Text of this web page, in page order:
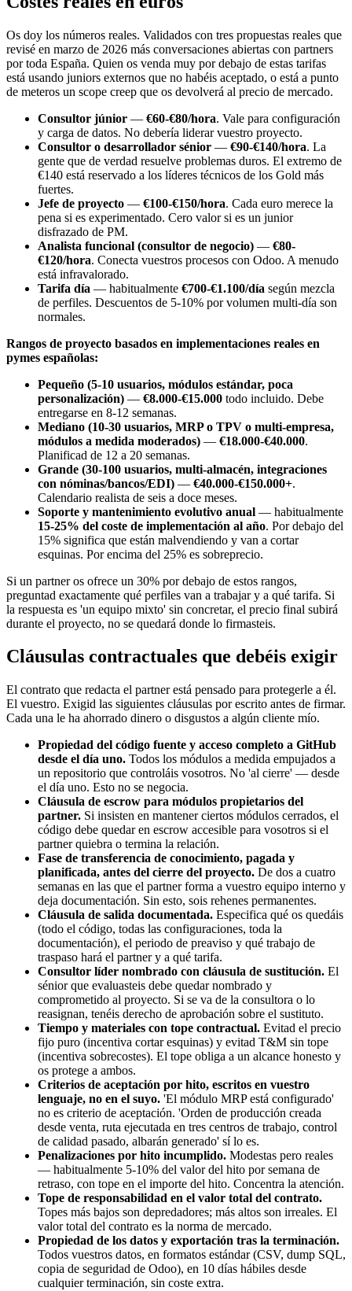
Os doy los números reales. Validados con tres propuestas reales que
revisé en marzo de 2026 más conversaciones abiertas con partners
por toda España. Quien os venda muy por debajo de estas tarifas
está usando juniors externos que no habéis aceptado, o está a punto
de meteros un scope creep que os devolverá al precio de mercado.
Consultor júnior — €60-€80/hora. Vale para configuración
y carga de datos. No debería liderar vuestro proyecto.
Consultor o desarrollador sénior — €90-€140/hora. La
gente que de verdad resuelve problemas duros. El extremo de
€140 está reservado a los líderes técnicos de los Gold más
fuertes.
Jefe de proyecto — €100-€150/hora. Cada euro merece la
pena si es experimentado. Cero valor si es un junior
disfrazado de PM.
Analista funcional (consultor de negocio) — €80-
€120/hora. Conecta vuestros procesos con Odoo. A menudo
está infravalorado.
Tarifa día — habitualmente €700-€1.100/día según mezcla
de perfiles. Descuentos de 5-10% por volumen multi-día son
normales.
Rangos de proyecto basados en implementaciones reales en
pymes españolas:
Pequeño (5-10 usuarios, módulos estándar, poca
personalización) — €8.000-€15.000 todo incluido. Debe
entregarse en 8-12 semanas.
Mediano (10-30 usuarios, MRP o TPV o multi-empresa,
módulos a medida moderados) — €18.000-€40.000.
Planificad de 12 a 20 semanas.
Grande (30-100 usuarios, multi-almacén, integraciones
con nóminas/bancos/EDI) — €40.000-€150.000+.
Calendario realista de seis a doce meses.
Soporte y mantenimiento evolutivo anual — habitualmente
15-25% del coste de implementación al año. Por debajo del
15% significa que están malvendiendo y van a cortar
esquinas. Por encima del 25% es sobreprecio.
Si un partner os ofrece un 30% por debajo de estos rangos,
preguntad exactamente qué perfiles van a trabajar y a qué tarifa. Si
la respuesta es 'un equipo mixto' sin concretar, el precio final subirá
durante el proyecto, no se quedará donde lo firmasteis.
Cláusulas contractuales que debéis exigir
El contrato que redacta el partner está pensado para protegerle a él.
El vuestro. Exigid las siguientes cláusulas por escrito antes de firmar.
Cada una le ha ahorrado dinero o disgustos a algún cliente mío.
Propiedad del código fuente y acceso completo a GitHub
desde el día uno. Todos los módulos a medida empujados a
un repositorio que controláis vosotros. No 'al cierre' — desde
el día uno. Esto no se negocia.
Cláusula de escrow para módulos propietarios del
partner. Si insisten en mantener ciertos módulos cerrados, el
código debe quedar en escrow accesible para vosotros si el
partner quiebra o termina la relación.
Fase de transferencia de conocimiento, pagada y
planificada, antes del cierre del proyecto. De dos a cuatro
semanas en las que el partner forma a vuestro equipo interno y
deja documentación. Sin esto, sois rehenes permanentes.
Cláusula de salida documentada. Especifica qué os quedáis
(todo el código, todas las configuraciones, toda la
documentación), el periodo de preaviso y qué trabajo de
traspaso hará el partner y a qué tarifa.
Consultor líder nombrado con cláusula de sustitución. El
sénior que evaluasteis debe quedar nombrado y
comprometido al proyecto. Si se va de la consultora o lo
reasignan, tenéis derecho de aprobación sobre el sustituto.
Tiempo y materiales con tope contractual. Evitad el precio
fijo puro (incentiva cortar esquinas) y evitad T&M sin tope
(incentiva sobrecostes). El tope obliga a un alcance honesto y
os protege a ambos.
Criterios de aceptación por hito, escritos en vuestro
lenguaje, no en el suyo. 'El módulo MRP está configurado'
no es criterio de aceptación. 'Orden de producción creada
desde venta, ruta ejecutada en tres centros de trabajo, control
de calidad pasado, albarán generado' sí lo es.
Penalizaciones por hito incumplido. Modestas pero reales
— habitualmente 5-10% del valor del hito por semana de
retraso, con tope en el importe del hito. Concentra la atención.
Tope de responsabilidad en el valor total del contrato.
Topes más bajos son depredadores; más altos son irreales. El
valor total del contrato es la norma de mercado.
Propiedad de los datos y exportación tras la terminación.
Todos vuestros datos, en formatos estándar (CSV, dump SQL,
copia de seguridad de Odoo), en 10 días hábiles desde
cualquier terminación, sin coste extra.